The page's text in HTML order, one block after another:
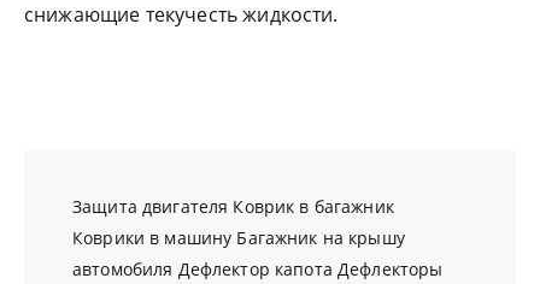
снижающие текучесть жидкости.
Защита двигателя Коврик в багажник
Коврики в машину Багажник на крышу
автомобиля Дефлектор капота Дефлекторы